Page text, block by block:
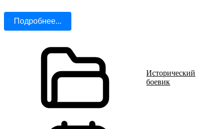
Подробнее...
Исторический
боевик